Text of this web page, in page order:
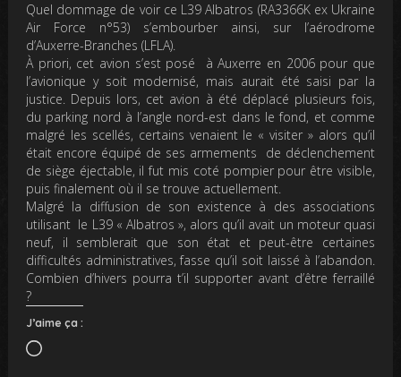
Quel dommage de voir ce L39 Albatros (RA3366K ex Ukraine
Air Force n°53) s’embourber ainsi, sur l’aérodrome
d’Auxerre-Branches (LFLA).
À priori, cet avion s’est posé à Auxerre en 2006 pour que
l’avionique y soit modernisé, mais aurait été saisi par la
justice. Depuis lors, cet avion à été déplacé plusieurs fois,
du parking nord à l’angle nord-est dans le fond, et comme
malgré les scellés, certains venaient le « visiter » alors qu’il
était encore équipé de ses armements de déclenchement
de siège éjectable, il fut mis coté pompier pour être visible,
puis finalement où il se trouve actuellement.
Malgré la diffusion de son existence à des associations
utilisant le L39 « Albatros », alors qu’il avait un moteur quasi
neuf, il semblerait que son état et peut-être certaines
difficultés administratives, fasse qu’il soit laissé à l’abandon.
Combien d’hivers pourra t’il supporter avant d’être ferraillé
?
J’aime ça :
Chargement…